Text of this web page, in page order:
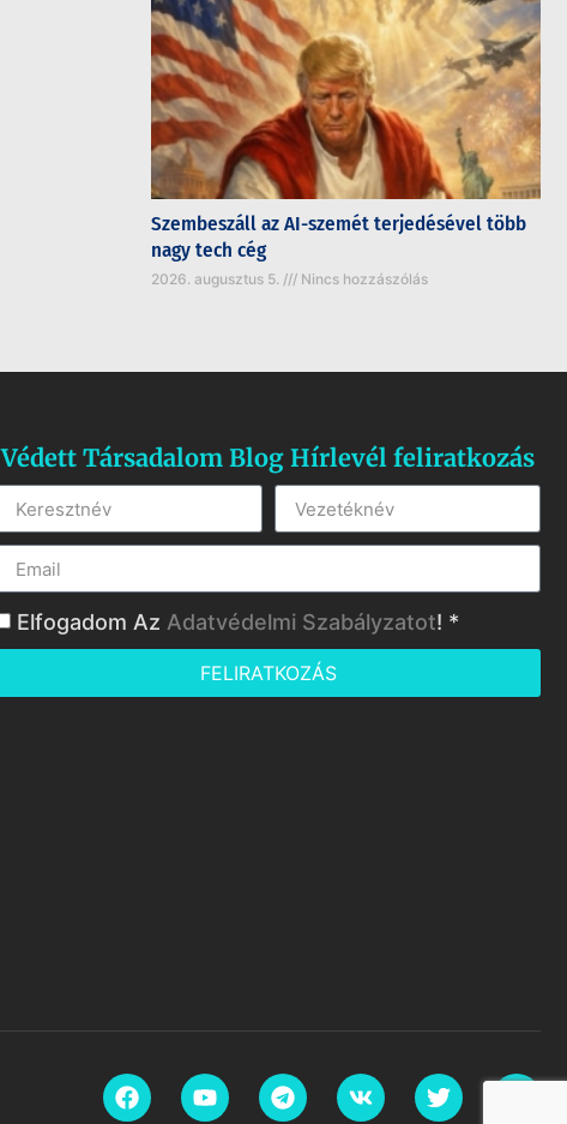
Szembeszáll az AI-szemét terjedésével több
nagy tech cég
2026. augusztus 5. Nincs hozzászólás
Védett Társadalom Blog Hírlevél feliratkozás
Elfogadom Az Adatvédelmi Szabályzatot! *
FELIRATKOZÁS